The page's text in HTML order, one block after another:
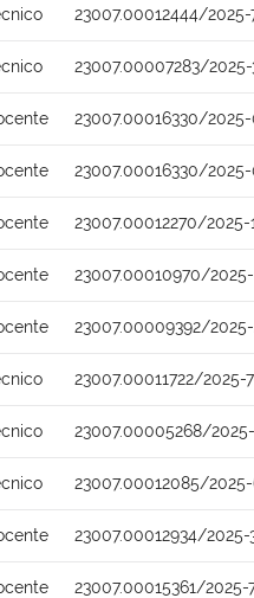
23007.00012444/2025-
23007.00007283/2025-
23007.00016330/
23007.00016330/
23007.00012270/2025-
23007.00010970/
23007.00009392/
23007.00011722/2025-
23007.00005268/
23007.00012085/
23007.00012934/2025-
23007.00015361/2025-